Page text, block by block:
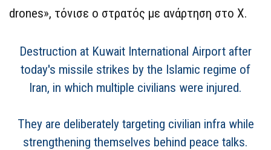
drones», τόνισε ο στρατός με ανάρτηση στο Χ.
Destruction at Kuwait International Airport after
today's missile strikes by the Islamic regime of
Iran, in which multiple civilians were injured.
They are deliberately targeting civilian infra while
strengthening themselves behind peace talks.